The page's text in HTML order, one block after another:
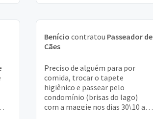
Benício contratou Passeador de
Cães
Preciso de alguém para por
comida, trocar o tapete
higiênico e passear pelo
condomínio (brisas do lago)
com a maggie nos dias 30\10 a